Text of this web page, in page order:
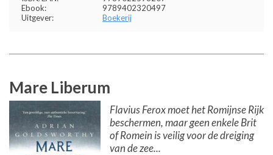
Ebook:
9789402320497
Uitgever:
Boekerij
Mare Liberum
Flavius Ferox moet het Romijnse Rijk
beschermen, maar geen enkele Brit
of Romein is veilig voor de dreiging
van de zee...